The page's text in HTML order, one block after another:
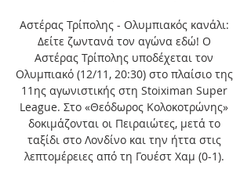
Αστέρας Τρίπολης - Ολυμπιακός κανάλι:
Δείτε ζωντανά τον αγώνα εδώ! O
Αστέρας Τρίπολης υποδέχεται τον
Ολυμπιακό (12/11, 20:30) στο πλαίσιο της
11ης αγωνιστικής στη Stoiximan Super
League. Στο «Θεόδωρος Κολοκοτρώνης»
δοκιμάζονται οι Πειραιώτες, μετά το
ταξίδι στο Λονδίνο και την ήττα στις
λεπτομέρειες από τη Γουέστ Χαμ (0-1).